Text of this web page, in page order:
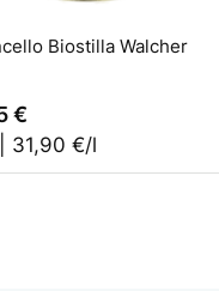
Biostilla Walcher
€
31,90 €/l